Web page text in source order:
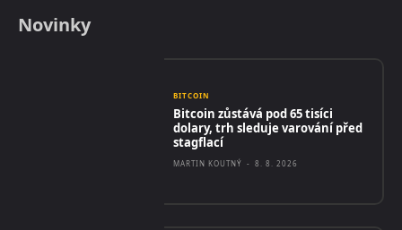
Novinky
BITCOIN
Bitcoin zůstává pod 65 tisíci
dolary, trh sleduje varování před
stagflací
MARTIN KOUTNÝ - 8. 8. 2026